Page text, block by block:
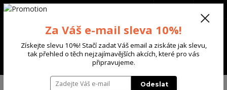
Menu
+420 702 136 620
TRIČKA & TÍLKA
Yakuza dámské tílko Dark Angel
Za Váš e-mail sleva 10%!
Získejte slevu 10%! Stačí zadat Váš email a ziskáte jak slevu,
tak přehled o těch nejzajímavějších akcích, které pro vás
připravujeme.
Odeslat